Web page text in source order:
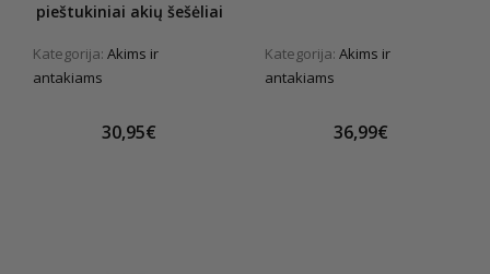
pieštukiniai akių šešėliai
Kategorija: Akims ir
antakiams
30,95€
Kategorija: Akims ir
antakiams
36,99€